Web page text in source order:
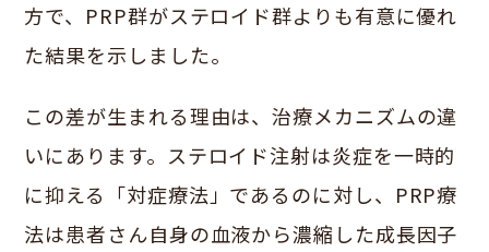
方で、PRP群がステロイド群よりも有意に優れ
た結果を示しました。
この差が生まれる理由は、治療メカニズムの違
いにあります。ステロイド注射は炎症を一時的
に抑える「対症療法」であるのに対し、PRP療
法は患者さん自身の血液から濃縮した成長因子